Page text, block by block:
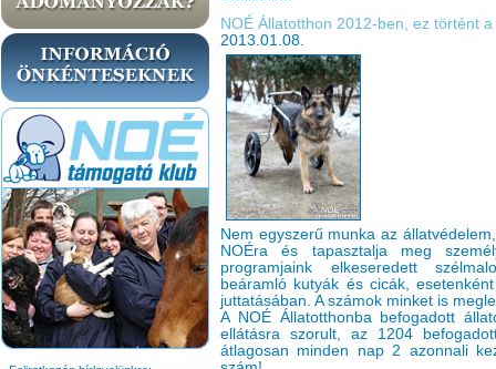
NOÉ Állatotthon 2012-ben, ez történt
2013.01.08.
Nem egyszerű munka az
NOÉra és tapasztalja meg
programjaink elkeseredett
beáramló kutyák és cicák,
juttatásában. A számok minket is
A NOÉ Állatotthonba befogadott
ellátásra szorult, az 1204
átlagosan minden nap 2 azonnali